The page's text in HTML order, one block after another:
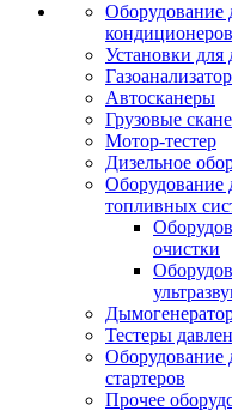
Оборудование
кондиционеров
Установки для
Автосканеры
Грузовые
Мотор-тестер
Дизельное
Оборудование
топливных
очистки
Тестеры
Оборудование
стартеров
Прочее